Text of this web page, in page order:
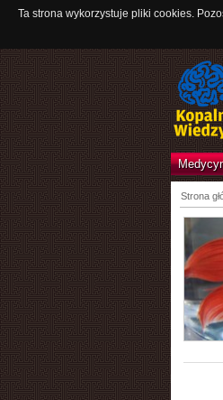
Ta strona wykorzystuje pliki cookies.
Strona